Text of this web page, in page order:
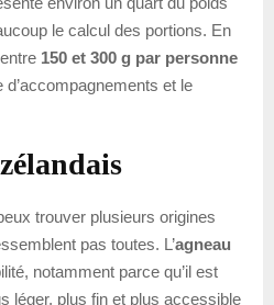
le calcul des portions. En
150 et 300 g par personne
d’accompagnements et le
trouver plusieurs origines
pas toutes. L’agneau
notamment parce qu’il est
léger, plus fin et plus accessible